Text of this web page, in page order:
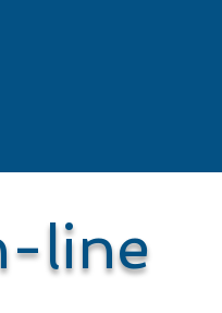
line